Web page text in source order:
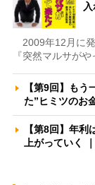
2009年12月に
『突然マルサが
【第9回】も
た”ヒミツのお
【第8回】年
上がっていく